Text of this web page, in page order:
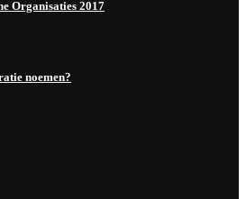
Organisaties 2017
noemen?